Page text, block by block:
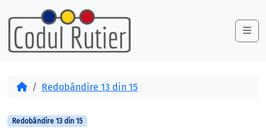
Skip to content
Skip to footer
AcasăRedobândire 13 din 15
Redobândire 13 din 15